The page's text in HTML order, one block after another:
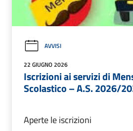
AVVISI
22 GIUGNO 2026
Iscrizioni ai servizi di
Scolastico – A.S. 2026/
Aperte le iscrizioni